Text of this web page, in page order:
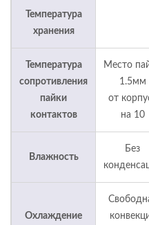
Температура
хранения
Температура
сопротивления
пайки
контактов
Место
1.5мм
от
на 10
Влажность
Без
Охлаждение